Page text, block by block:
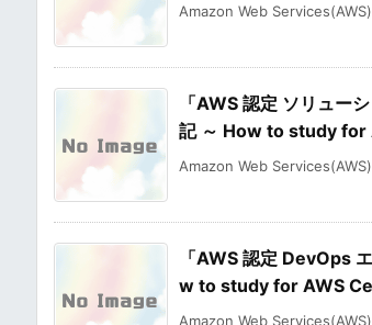
Amazon Web
「AWS 認定 ソリュー
記 ～ How to study
Amazon Web
「AWS 認定 DevOps
w to study for AWS
Amazon Web